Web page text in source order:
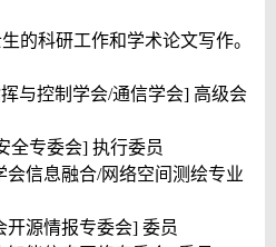
的科研工作和学术论文写作。
与控制学会/通信学会] 高级会
全专委会] 执行委员
会信息融合/网络空间测绘专业
开源情报专委会] 委员